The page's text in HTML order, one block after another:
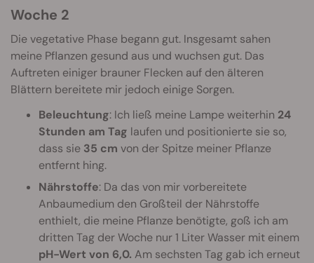
Woche 2
Die vegetative Phase begann gut. Insgesamt sahen
meine Pflanzen gesund aus und wuchsen gut. Das
Auftreten einiger brauner Flecken auf den älteren
Blättern bereitete mir jedoch einige Sorgen.
Beleuchtung: Ich ließ meine Lampe weiterhin 24
Stunden am Tag laufen und positionierte sie so,
dass sie 35 cm von der Spitze meiner Pflanze
entfernt hing.
Nährstoffe: Da das von mir vorbereitete
Anbaumedium den Großteil der Nährstoffe
enthielt, die meine Pflanze benötigte, goß ich am
dritten Tag der Woche nur 1 Liter Wasser mit einem
pH-Wert von 6,0. Am sechsten Tag gab ich erneut